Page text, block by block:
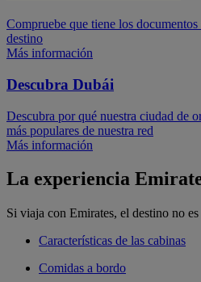
Compruebe que tiene los documentos
destino
Más información
Descubra Dubái
Descubra por qué nuestra ciudad de
más populares de nuestra red
Más información
La experiencia
Si viaja con Emirates, el destino no
Características de las cabinas
Comidas a bordo